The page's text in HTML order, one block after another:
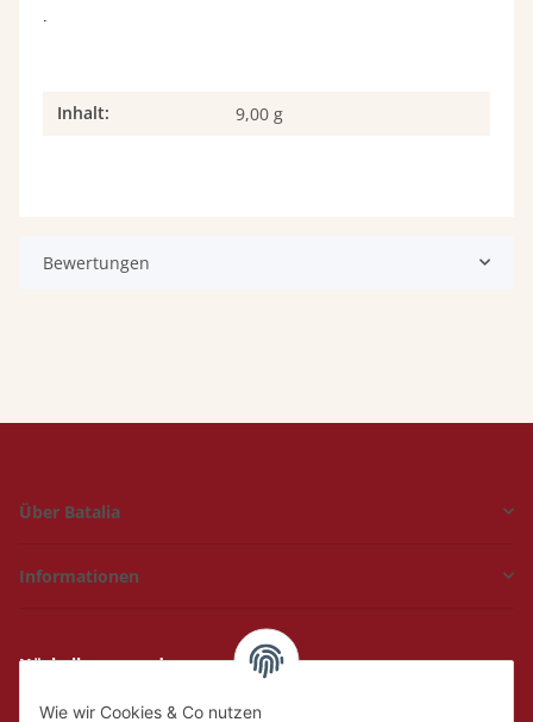
Wie wir Cookies & Co nutzen
Produkteigenschaft
Wert
Inhalt: 9,00 g
Bewertungen
Über Batalia
Informationen
Hückelhoven und